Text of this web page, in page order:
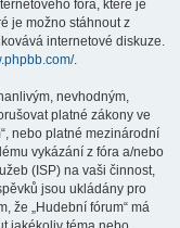
fóra, které je
je možno stáhnout z
internetové diskuze.
.
nevhodným,
platné zákony ve
nebo platné mezinárodní
vykázání z fóra a/nebo
(ISP) na vaši činnost,
jsou ukládány pro
že „Hudební fórum“ má